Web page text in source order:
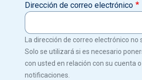
Dirección de correo electrónico
La dirección de correo electrónico no
Solo se utilizará si es necesario
con usted en relación con su cuenta
notificaciones.